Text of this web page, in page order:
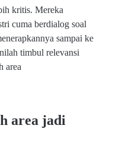
kritis. Mereka
cuma berdialog soal
sampai ke
timbul relevansi
area
area jadi